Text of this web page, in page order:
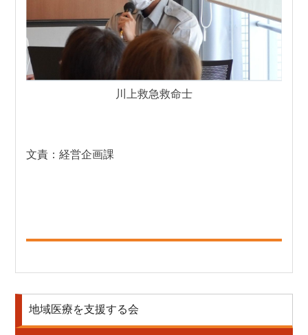
川上救急救命士
文責：経営企画課
地域医療を支援する会